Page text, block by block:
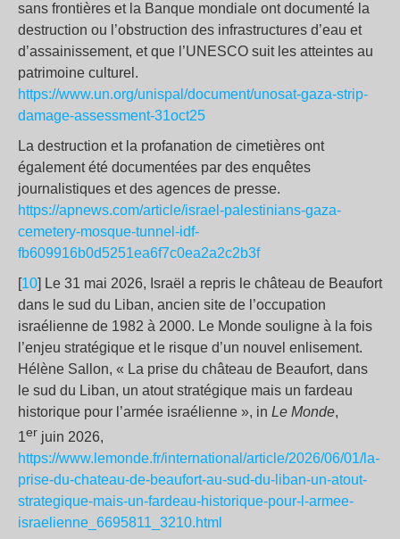
sans frontières et la Banque mondiale ont documenté la
destruction ou l’obstruction des infrastructures d’eau et
d’assainissement, et que l’UNESCO suit les atteintes au
patrimoine culturel.
https://www.un.org/unispal/document/unosat-gaza-strip-
damage-assessment-31oct25
La destruction et la profanation de cimetières ont
également été documentées par des enquêtes
journalistiques et des agences de presse.
https://apnews.com/article/israel-palestinians-gaza-
cemetery-mosque-tunnel-idf-
fb609916b0d5251ea6f7c0ea2a2c2b3f
[10] Le 31 mai 2026, Israël a repris le château de Beaufort
dans le sud du Liban, ancien site de l’occupation
israélienne de 1982 à 2000. Le Monde souligne à la fois
l’enjeu stratégique et le risque d’un nouvel enlisement.
Hélène Sallon, « La prise du château de Beaufort, dans
le sud du Liban, un atout stratégique mais un fardeau
historique pour l’armée israélienne », in Le Monde,
1er juin 2026,
https://www.lemonde.fr/international/article/2026/06/01/la-
prise-du-chateau-de-beaufort-au-sud-du-liban-un-atout-
strategique-mais-un-fardeau-historique-pour-l-armee-
israelienne_6695811_3210.html